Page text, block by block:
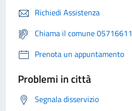
Richiedi Assistenza
Chiama il comune 05716611
Prenota un appuntamento
Problemi in città
Segnala disservizio